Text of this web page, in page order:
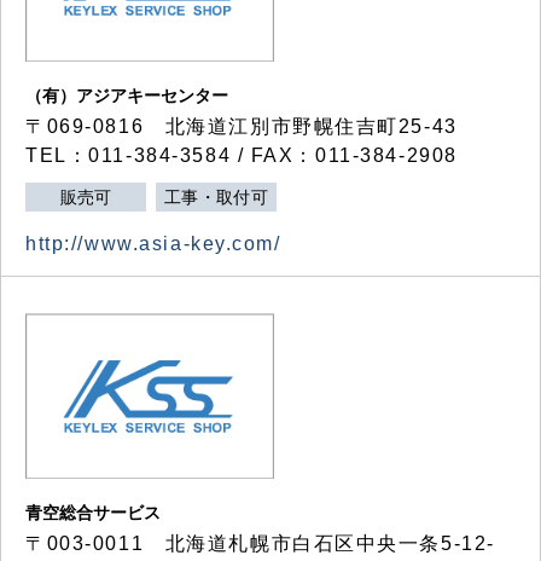
（有）アジアキーセンター
〒069-0816 北海道江別市野幌住吉町25-43
TEL：011-384-3584 / FAX：011-384-2908
販売可 工事・取付可
http://www.asia-key.com/
青空総合サービス
〒003-0011 北海道札幌市白石区中央一条5-12-